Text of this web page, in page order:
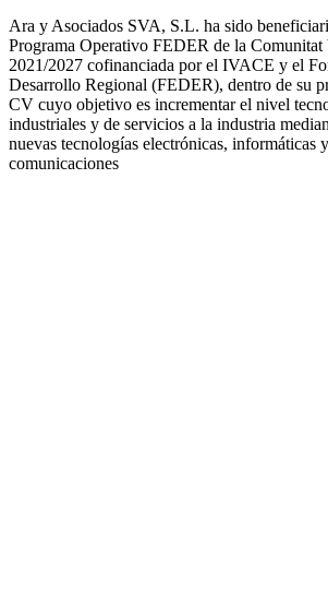
Ara y Asociados SVA, S.L. ha sido
Programa Operativo FEDER de la Comunitat
2021/2027 cofinanciada por el IVACE y el
Desarrollo Regional (FEDER), dentro de su
CV cuyo objetivo es incrementar el nivel
industriales y de servicios a la industria
nuevas tecnologías electrónicas, informáticas
comunicaciones